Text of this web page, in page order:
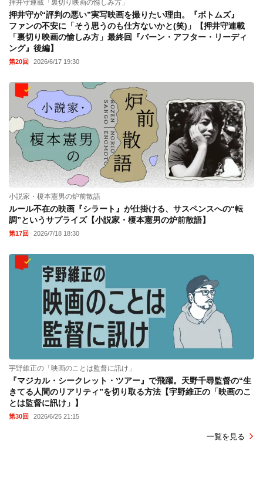
押井守連載「裏切り映画の愉しみ方」
押井守が“評判の悪い”実写映画を撮りたい理由。『ボトムズ』
ファンの不安に「そう思うのも仕方ないかと(笑)」【押井守連載
「裏切り映画の愉しみ方」最終回『バーン・アフター・リーディ
ング』後編】
第20回 2026/6/17 19:30
小説家・榎本憲男の炉前散語
ルール不在の映画『シラート』が仕掛ける、サスペンスへの“転
調”というサプライズ【小説家・榎本憲男の炉前散語】
第17回 2026/7/18 18:30
宇野維正の「映画のことは監督に訊け」
『マジカル・シークレット・ツアー』で飛躍。天野千尋監督の“生
きてる人間のリアリティ”を切り取る方法【宇野維正の「映画のこ
とは監督に訊け」】
第30回 2026/6/25 21:15
一覧を見る